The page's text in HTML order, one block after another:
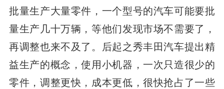
批量生产大量零件，一个型号的汽车可能要批
量生产几十万辆，等他们发现市场不需要了，
再调整也来不及了。后起之秀丰田汽车提出精
益生产的概念，使用小机器，一次只造很少的
零件，调整更快，成本更低，很快抢占了一些